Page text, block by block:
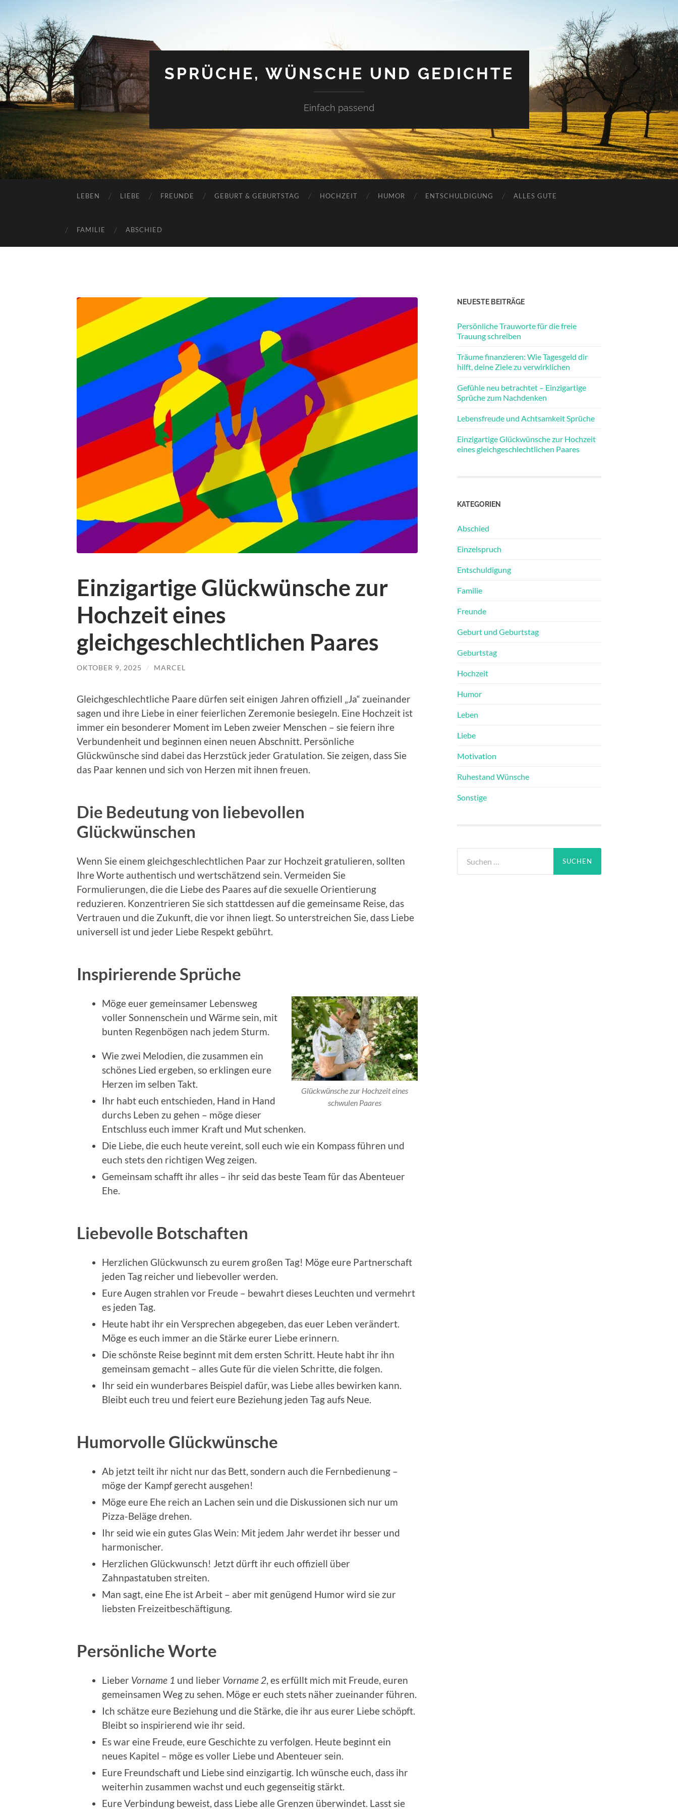
SPRÜCHE, WÜNSCHE UND GEDICHTE
Einfach passend
LEBEN LIEBE FREUNDE GEBURT & GEBURTSTAG HOCHZEIT HUMOR ENTSCHULDIGUNG ALLES GUTE
FAMILIE ABSCHIED
Einzigartige Glückwünsche zur
Hochzeit eines
gleichgeschlechtlichen Paares
OKTOBER 9, 2025 / MARCEL
Gleichgeschlechtliche Paare dürfen seit einigen Jahren offiziell „Ja“ zueinander
sagen und ihre Liebe in einer feierlichen Zeremonie besiegeln. Eine Hochzeit ist
immer ein besonderer Moment im Leben zweier Menschen – sie feiern ihre
Verbundenheit und beginnen einen neuen Abschnitt. Persönliche
Glückwünsche sind dabei das Herzstück jeder Gratulation. Sie zeigen, dass Sie
das Paar kennen und sich von Herzen mit ihnen freuen.
Die Bedeutung von liebevollen
Glückwünschen
Wenn Sie einem gleichgeschlechtlichen Paar zur Hochzeit gratulieren, sollten
Ihre Worte authentisch und wertschätzend sein. Vermeiden Sie
Formulierungen, die die Liebe des Paares auf die sexuelle Orientierung
reduzieren. Konzentrieren Sie sich stattdessen auf die gemeinsame Reise, das
Vertrauen und die Zukunft, die vor ihnen liegt. So unterstreichen Sie, dass Liebe
universell ist und jeder Liebe Respekt gebührt.
Inspirierende Sprüche
Glückwünsche zur Hochzeit eines
schwulen Paares
Möge euer gemeinsamer Lebensweg
voller Sonnenschein und Wärme sein, mit
bunten Regenbögen nach jedem Sturm.
Wie zwei Melodien, die zusammen ein
schönes Lied ergeben, so erklingen eure
Herzen im selben Takt.
Ihr habt euch entschieden, Hand in Hand
durchs Leben zu gehen – möge dieser
Entschluss euch immer Kraft und Mut schenken.
Die Liebe, die euch heute vereint, soll euch wie ein Kompass führen und
euch stets den richtigen Weg zeigen.
Gemeinsam schafft ihr alles – ihr seid das beste Team für das Abenteuer
Ehe.
Liebevolle Botschaften
Herzlichen Glückwunsch zu eurem großen Tag! Möge eure Partnerschaft
jeden Tag reicher und liebevoller werden.
Eure Augen strahlen vor Freude – bewahrt dieses Leuchten und vermehrt
es jeden Tag.
Heute habt ihr ein Versprechen abgegeben, das euer Leben verändert.
Möge es euch immer an die Stärke eurer Liebe erinnern.
Die schönste Reise beginnt mit dem ersten Schritt. Heute habt ihr ihn
gemeinsam gemacht – alles Gute für die vielen Schritte, die folgen.
Ihr seid ein wunderbares Beispiel dafür, was Liebe alles bewirken kann.
Bleibt euch treu und feiert eure Beziehung jeden Tag aufs Neue.
Humorvolle Glückwünsche
Ab jetzt teilt ihr nicht nur das Bett, sondern auch die Fernbedienung –
möge der Kampf gerecht ausgehen!
Möge eure Ehe reich an Lachen sein und die Diskussionen sich nur um
Pizza-Beläge drehen.
Ihr seid wie ein gutes Glas Wein: Mit jedem Jahr werdet ihr besser und
harmonischer.
Herzlichen Glückwunsch! Jetzt dürft ihr euch offiziell über
Zahnpastatuben streiten.
Man sagt, eine Ehe ist Arbeit – aber mit genügend Humor wird sie zur
liebsten Freizeitbeschäftigung.
Persönliche Worte
Lieber Vorname 1 und lieber Vorname 2, es erfüllt mich mit Freude, euren
gemeinsamen Weg zu sehen. Möge er euch stets näher zueinander führen.
Ich schätze eure Beziehung und die Stärke, die ihr aus eurer Liebe schöpft.
Bleibt so inspirierend wie ihr seid.
Es war eine Freude, eure Geschichte zu verfolgen. Heute beginnt ein
neues Kapitel – möge es voller Liebe und Abenteuer sein.
Eure Freundschaft und Liebe sind einzigartig. Ich wünsche euch, dass ihr
weiterhin zusammen wachst und euch gegenseitig stärkt.
Eure Verbindung beweist, dass Liebe alle Grenzen überwindet. Lasst sie
NEUESTE BEITRÄGE
Persönliche Trauworte für die freie
Trauung schreiben
Träume finanzieren: Wie Tagesgeld dir
hilft, deine Ziele zu verwirklichen
Gefühle neu betrachtet – Einzigartige
Sprüche zum Nachdenken
Lebensfreude und Achtsamkeit Sprüche
Einzigartige Glückwünsche zur Hochzeit
eines gleichgeschlechtlichen Paares
KATEGORIEN
Abschied
Einzelspruch
Entschuldigung
Familie
Freunde
Geburt und Geburtstag
Geburtstag
Hochzeit
Humor
Leben
Liebe
Motivation
Ruhestand Wünsche
Sonstige
nach: